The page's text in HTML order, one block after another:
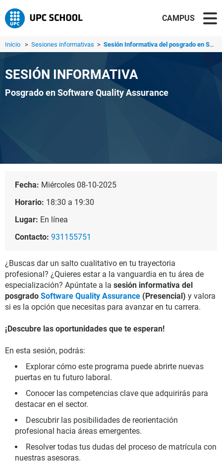
CAMPUS
Inicio > Sesiones informativas > Sesión Informativa del posgrado en Software Quality Assur...
SESIÓN INFORMATIVA
Posgrado en Software Quality Assurance
Fecha: Miércoles 08-10-2025
Horario: 18:30 a 19:30
Lugar: En línea
Contacto: 931155751
¿Buscas dar un salto cualitativo en tu trayectoria
profesional? ¿Quieres estar a la vanguardia en tu área de
especialización? Apúntate a la sesión informativa del
posgrado Software Quality Assurance (Presencial) y valora
si es la opción que necesitas para avanzar en tu carrera.
¡Descubre las oportunidades que te esperan!
En esta sesión, podrás:
Explorar cómo este programa puede abrirte nuevas
puertas en tu futuro laboral.
Conocer las competencias clave que adquirirás para
destacar en el sector.
Descubrir las posibilidades de reorientación
profesional hacia áreas emergentes.
Resolver todas tus dudas del proceso de matrícula con
nuestras asesoras.